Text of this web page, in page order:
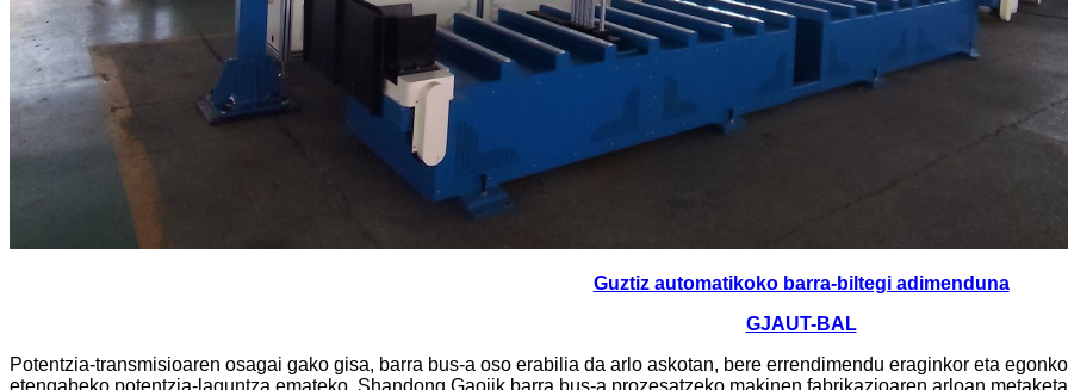
Guztiz automatikoko barra-biltegi adimenduna
GJAUT-BAL
Potentzia-transmisioaren osagai gako gisa, barra bus-a oso erabilia da arlo askotan, bere errendimendu eraginkor eta
etengabeko potentzia-laguntza emateko. Shandong Gaojik barra bus-a prozesatzeko makinen fabrikazioaren arloan